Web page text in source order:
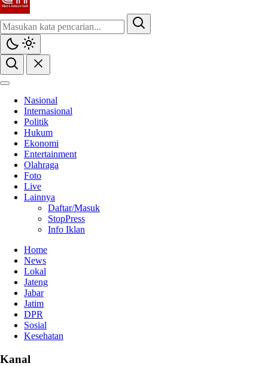
Nasional
Internasional
Politik
Hukum
Ekonomi
Entertainment
Olahraga
Foto
Live
Lainnya
Daftar/Masuk
StopPress
Info Iklan
Home
News
Lokal
Jateng
Jabar
Jatim
DPR
Sosial
Kesehatan
Kanal